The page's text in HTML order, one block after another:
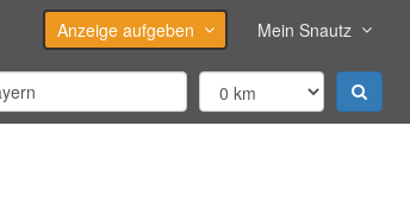
Anzeige aufgeben Mein Snautz